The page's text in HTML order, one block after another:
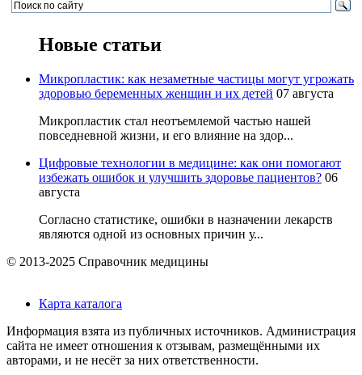
Новые статьи
Микропластик: как незаметные частицы могут угрожать
здоровью беременных женщин и их детей 07 августа
Микропластик стал неотъемлемой частью нашей
повседневной жизни, и его влияние на здор...
Цифровые технологии в медицине: как они помогают
избежать ошибок и улучшить здоровье пациентов? 06
августа
Согласно статистике, ошибки в назначении лекарств
являются одной из основных причин у...
© 2013-2025 Справочник медицины
Карта каталога
Информация взята из публичных источников. Администрация
сайта не имеет отношения к отзывам, размещёнными их
авторами, и не несёт за них ответственности.